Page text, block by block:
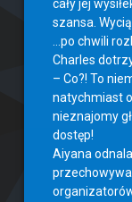
cały jej
szansa.
…po chwili
Charles
– Co?! To
natychmiast
nieznajomy
dostęp!
Aiyana